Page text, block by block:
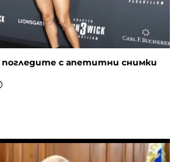
погледите с апетитни снимки